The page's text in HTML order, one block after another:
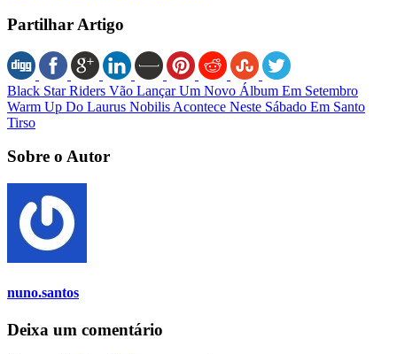
Partilhar Artigo
Black Star Riders Vão Lançar Um Novo Álbum Em Setembro
Warm Up Do Laurus Nobilis Acontece Neste Sábado Em Santo
Tirso
Sobre o Autor
nuno.santos
Deixa um comentário